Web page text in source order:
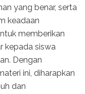
yang benar, serta
keadaan
memberikan
kepada siswa
Dengan
ini, diharapkan
dan